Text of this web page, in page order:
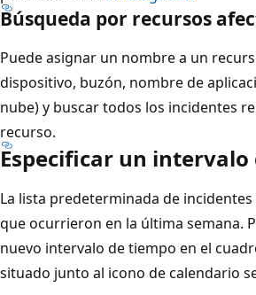
Búsqueda por recursos
Puede asignar un nombre a un
dispositivo, buzón, nombre de
nube) y buscar todos los incidentes
recurso.
Especificar un
La lista predeterminada de
que ocurrieron en la última semana.
nuevo intervalo de tiempo en el
situado junto al icono de calendario